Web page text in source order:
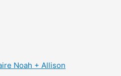
Noah + Allison